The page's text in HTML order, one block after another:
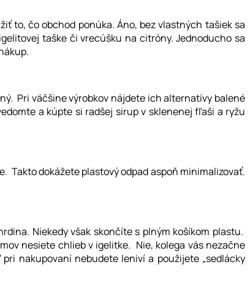
to, čo obchod ponúka. Áno, bez vlastných tašiek sa
taške či vrecúšku na citróny. Jednoducho sa
Pri väčšine výrobkov nájdete ich alternatívy balené
a kúpte si radšej sirup v sklenenej fľaši a ryžu
Takto dokážete plastový odpad aspoň minimalizovať.
Niekedy však skončíte s plným košíkom plastu.
nesiete chlieb v igelitke. Nie, kolega vás nezačne
nakupovaní nebudete leniví a použijete „sedlácky